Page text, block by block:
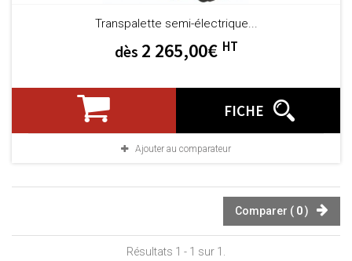
Transpalette semi-électrique...
dès 2 265,00€ HT
FICHE
Ajouter au comparateur
Comparer ( 0)
Résultats 1 - 1 sur 1.